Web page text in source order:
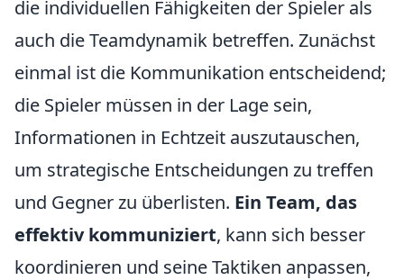
die individuellen Fähigkeiten der Spieler als
auch die Teamdynamik betreffen. Zunächst
einmal ist die Kommunikation entscheidend;
die Spieler müssen in der Lage sein,
Informationen in Echtzeit auszutauschen,
um strategische Entscheidungen zu treffen
und Gegner zu überlisten. Ein Team, das
effektiv kommuniziert, kann sich besser
koordinieren und seine Taktiken anpassen,